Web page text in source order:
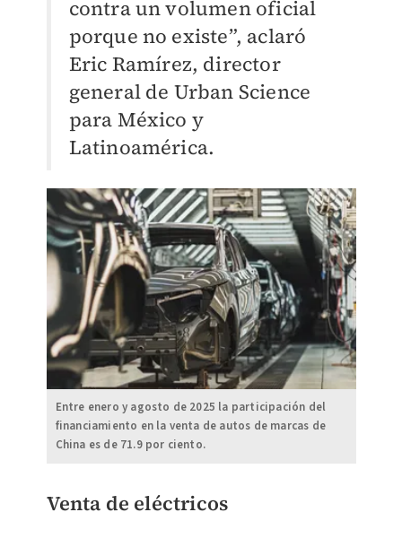
contra un volumen oficial
porque no existe”, aclaró
Eric Ramírez, director
general de Urban Science
para México y
Latinoamérica.
Entre enero y agosto de 2025 la participación del
financiamiento en la venta de autos de marcas de
China es de 71.9 por ciento.
Venta de eléctricos